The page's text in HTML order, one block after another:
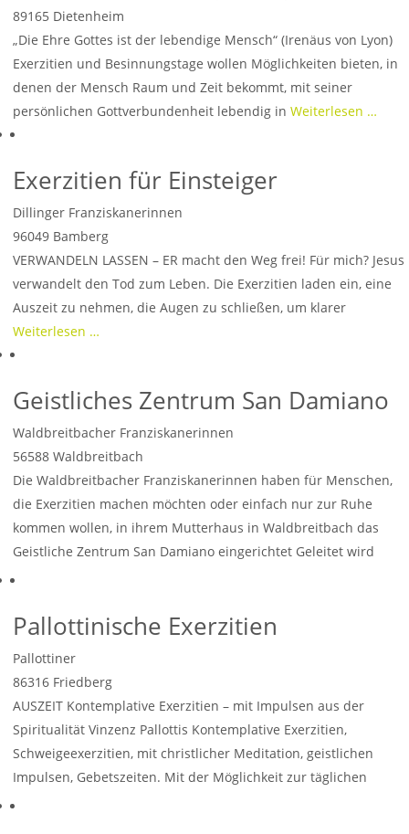
89165 Dietenheim
„Die Ehre Gottes ist der lebendige Mensch“ (Irenäus von Lyon)
Exerzitien und Besinnungstage wollen Möglichkeiten bieten, in
denen der Mensch Raum und Zeit bekommt, mit seiner
persönlichen Gottverbundenheit lebendig in Weiterlesen …
Exerzitien für Einsteiger
Dillinger Franziskanerinnen
96049 Bamberg
VERWANDELN LASSEN – ER macht den Weg frei! Für mich? Jesus
verwandelt den Tod zum Leben. Die Exerzitien laden ein, eine
Auszeit zu nehmen, die Augen zu schließen, um klarer
Weiterlesen …
Geistliches Zentrum San Damiano
Waldbreitbacher Franziskanerinnen
56588 Waldbreitbach
Die Waldbreitbacher Franziskanerinnen haben für Menschen,
die Exerzitien machen möchten oder einfach nur zur Ruhe
kommen wollen, in ihrem Mutterhaus in Waldbreitbach das
Geistliche Zentrum San Damiano eingerichtet Geleitet wird
Weiterlesen …
Pallottinische Exerzitien
Pallottiner
86316 Friedberg
AUSZEIT Kontemplative Exerzitien – mit Impulsen aus der
Spiritualität Vinzenz Pallottis Kontemplative Exerzitien,
Schweigeexerzitien, mit christlicher Meditation, geistlichen
Impulsen, Gebetszeiten. Mit der Möglichkeit zur täglichen
Eucharistiefeier und zum täglichen Einzelgespräch.